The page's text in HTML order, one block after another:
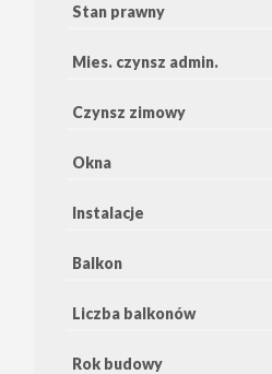
Stan prawny
Mies. czynsz admin.
Czynsz zimowy
Okna
Instalacje
Balkon
Liczba balkonów
Rok budowy